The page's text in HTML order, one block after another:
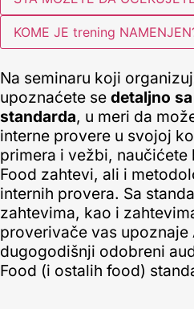
KOME JE trening
Na seminaru koji
upoznaćete se detaljno
standarda, u meri da
interne provere u svojoj
primera i vežbi, naučićete
Food zahtevi, ali i
internih provera. Sa
zahtevima, kao i
proverivače vas upoznaje
dugogodišnji odobreni
Food (i ostalih food)